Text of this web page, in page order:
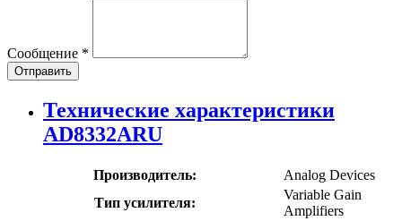
Сообщение *
Отправить
Технические характеристики
AD8332ARU
Производитель:
Analog Devices
Тип усилителя:
Variable Gain
Amplifiers